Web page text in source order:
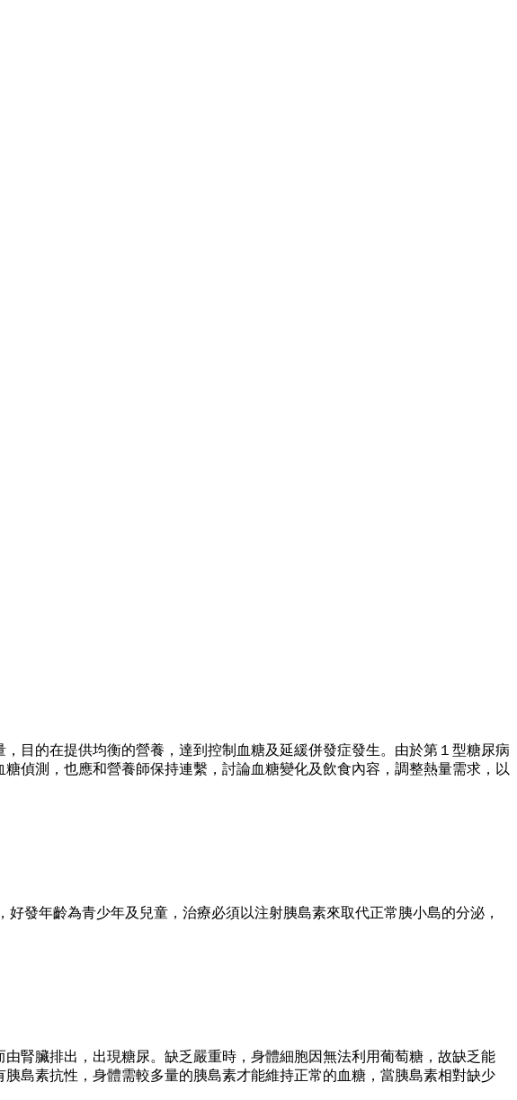
目的在提供均衡的營養，達到控制血糖及延緩併發症發生。由於第１型糖尿病
偵測，也應和營養師保持連繫，討論血糖變化及飲食內容，調整熱量需求，以
發年齡為青少年及兒童，治療必須以注射胰島素來取代正常胰小島的分泌，
腎臟排出，出現糖尿。缺乏嚴重時，身體細胞因無法利用葡萄糖，故缺乏能
島素抗性，身體需較多量的胰島素才能維持正常的血糖，當胰島素相對缺少